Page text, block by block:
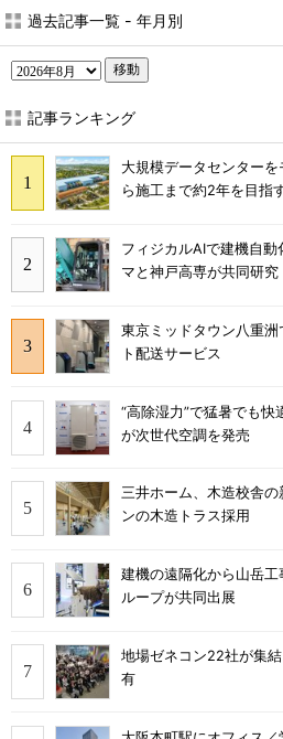
過去記事一覧 - 年月別
移動
記事ランキング
大規模データセンター
ら施工まで約2年を目指
フィジカルAIで建機自
マと神戸高専が共同研究
東京ミッドタウン八重
ト配送サービス
“高除湿力”で猛暑でも
が次世代空調を発売
三井ホーム、木造校舎
ンの木造トラス採用
建機の遠隔化から山岳
ループが共同出展
地場ゼネコン22社が集
有